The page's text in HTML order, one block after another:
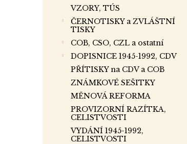
VZORY, TÚS
ČERNOTISKY a ZVLÁŠTNÍ
TISKY
COB, CSO, CZL a ostatní
DOPISNICE 1945-1992, CDV
PŘÍTISKY na CDV a COB
ZNÁMKOVÉ SEŠITKY
MĚNOVÁ REFORMA
PROVIZORNÍ RAZÍTKA,
CELISTVOSTI
VYDÁNÍ 1945-1992,
CELISTVOSTI